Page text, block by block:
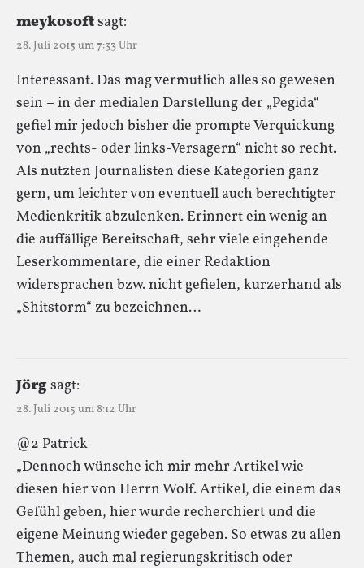
meykosoftsagt:
28. Juli 2015 um 7:33 Uhr
Interessant. Das mag vermutlich alles so gewesen
sein – in der medialen Darstellung der „Pegida“
gefiel mir jedoch bisher die prompte Verquickung
von „rechts- oder links-Versagern“ nicht so recht.
Als nutzten Journalisten diese Kategorien ganz
gern, um leichter von eventuell auch berechtigter
Medienkritik abzulenken. Erinnert ein wenig an
die auffällige Bereitschaft, sehr viele eingehende
Leserkommentare, die einer Redaktion
widersprachen bzw. nicht gefielen, kurzerhand als
„Shitstorm“ zu bezeichnen…
Jörgsagt:
28. Juli 2015 um 8:12 Uhr
@2 Patrick
„Dennoch wünsche ich mir mehr Artikel wie
diesen hier von Herrn Wolf. Artikel, die einem das
Gefühl geben, hier wurde recherchiert und die
eigene Meinung wieder gegeben. So etwas zu allen
Themen, auch mal regierungskritisch oder